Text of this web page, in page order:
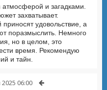
атмосферой и загадками.
захватывает.
удовольствие, а
поразмыслить. Немного
но в целом, это
время. Рекомендую
и тайн.
06:00